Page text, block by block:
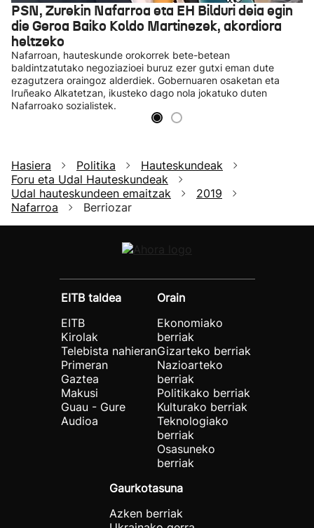
PSN, Zurekin Nafarroa eta EH Bilduri deia egin
die Geroa Baiko Koldo Martinezek, akordiora
heltzeko
Nafarroan, hauteskunde orokorrek bete-betean
baldintzatutako negoziazioei buruz ezer gutxi eman dute
ezagutzera oraingoz alderdiek. Gobernuaren osaketan eta
Iruñeako Alkatetzan, ikusteko dago nola jokatuko duten
Nafarroako sozialistek.
Hasiera Politika
Hauteskundeak
Foru eta Udal Hauteskundeak
Udal hauteskundeen emaitzak
2019
Nafarroa
Berriozar
EITB taldea
EITB
Kirolak
Telebista nahieran
Primeran
Gaztea
Makusi
Guau - Gure
Audioa
Orain
Ekonomiako
berriak
Gizarteko berriak
Nazioarteko
berriak
Politikako berriak
Kulturako berriak
Teknologiako
berriak
Osasuneko
berriak
Gaurkotasuna
Azken berriak